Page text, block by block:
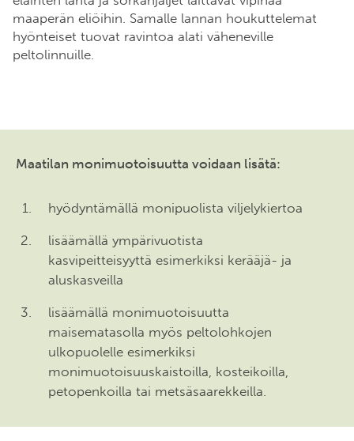
maaperän eliöihin. Samalle lannan houkuttelemat
hyönteiset tuovat ravintoa alati väheneville
peltolinnuille.
Maatilan monimuotoisuutta voidaan lisätä:
hyödyntämällä monipuolista viljelykiertoa
lisäämällä ympärivuotista
kasvipeitteisyyttä esimerkiksi kerääjä- ja
aluskasveilla
lisäämällä monimuotoisuutta
maisematasolla myös peltolohkojen
ulkopuolelle esimerkiksi
monimuotoisuuskaistoilla, kosteikoilla,
petopenkoilla tai metsäsaarekkeilla.